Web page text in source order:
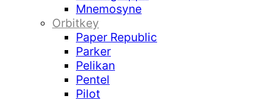
Mnemosyne
Orbitkey
Paper Republic
Parker
Pelikan
Pentel
Pilot